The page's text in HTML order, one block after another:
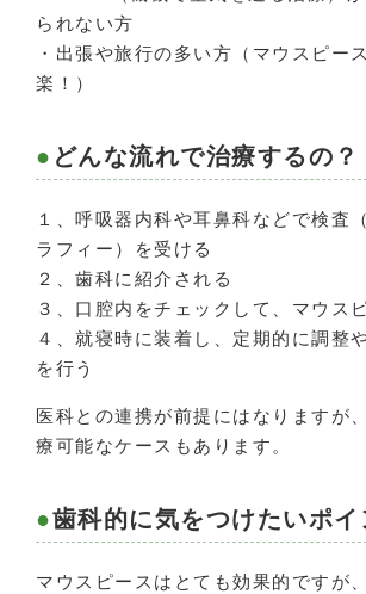
られない方
・出張や旅行の多い方（マウスピー
楽！）
どんな流れで治療するの？
１、呼吸器内科や耳鼻科などで検査
ラフィー）を受ける
２、歯科に紹介される
３、口腔内をチェックして、マウス
４、就寝時に装着し、定期的に調整
を行う
医科との連携が前提にはなりますが
療可能なケースもあります。
歯科的に気をつけたいポイ
マウスピースはとても効果的ですが